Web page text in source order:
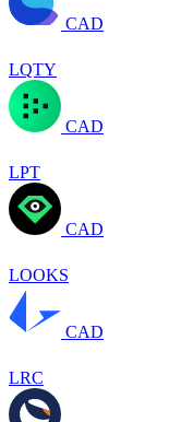
CAD
LQTY
CAD
LPT
CAD
LOOKS
CAD
LRC